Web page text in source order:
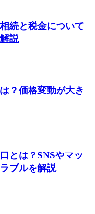
続と税金について
説
？価格変動が大き
とは？SNSやマッ
ブルを解説